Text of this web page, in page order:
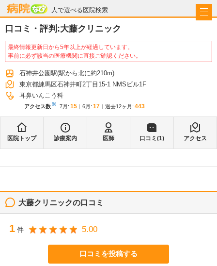
人で選べる医院検索
病院なび
口コミ・評判:大藤クリニック
最終情報更新日から5年以上が経過しています。
事前に必ず該当の医療機関に直接ご確認ください。
石神井公園駅(駅から北に約210m)
東京都練馬区石神井町2丁目15-1 NMSビル1F
耳鼻いんこう科
アクセス数※ 7月 : 15 6月 : 17 過去12ヶ月: 443
医院トップ 診療案内 医師 口コミ(1) アクセス
大藤クリニックの口コミ
1 件 5.00
口コミを投稿する